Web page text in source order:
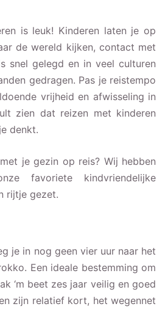
is leuk! Kinderen laten je op
de wereld kijken, contact met
snel gelegd en in veel culturen
gedragen. Pas je reistempo
vrijheid en afwisseling in
zien dat reizen met kinderen
denkt.
je gezin op reis? Wij hebben
favoriete kindvriendelijke
rijtje gezet.
je in nog geen vier uur naar het
Een ideale bestemming om
‘m beet zes jaar veilig en goed
zijn relatief kort, het wegennet